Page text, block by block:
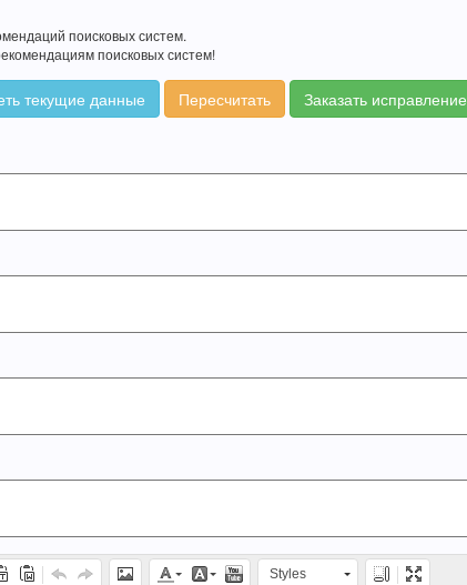
поисковых систем.
поисковых систем!
текущие данные Пересчитать Заказать исправление
Styles